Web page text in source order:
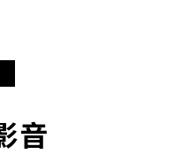
音